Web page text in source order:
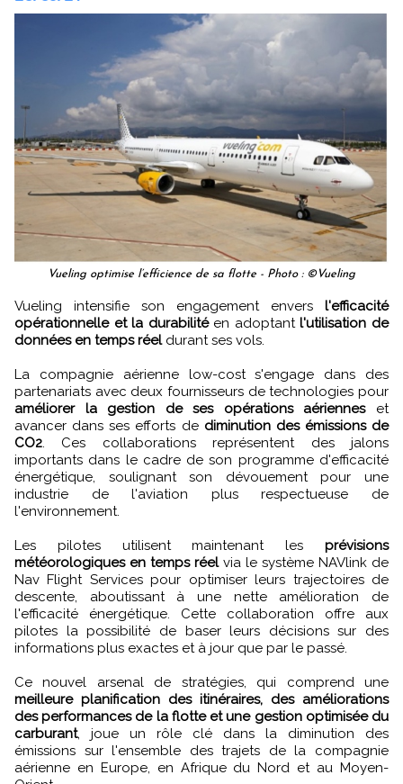
Vueling optimise l’efficience de sa flotte - Photo : ©Vueling
Vueling intensifie son engagement envers l'efficacité
opérationnelle et la durabilitéen adoptantl'utilisation de
données en temps réeldurant ses vols.
La compagnie aérienne low-cost s'engage dans des
partenariats avec deux fournisseurs de technologies pour
améliorer la gestion de ses opérations aérienneset
avancer dans ses efforts de diminution des émissions de
CO2. Ces collaborations représentent des jalons
importants dans le cadre de son programme d'efficacité
énergétique, soulignant son dévouement pour une
industrie de l'aviation plus respectueuse de
l'environnement.
Les pilotes utilisent maintenant les prévisions
météorologiques en temps réelvia le système NAVlink de
Nav Flight Services pour optimiser leurs trajectoires de
descente, aboutissant à une nette amélioration de
l'efficacité énergétique. Cette collaboration offre aux
pilotes la possibilité de baser leurs décisions sur des
informations plus exactes et à jour que par le passé.
Ce nouvel arsenal de stratégies, qui comprend une
meilleure planification des itinéraires, des améliorations
des performances de la flotte et une gestion optimisée du
carburant, joue un rôle clé dans la diminution des
émissions sur l'ensemble des trajets de la compagnie
aérienne en Europe, en Afrique du Nord et au Moyen-